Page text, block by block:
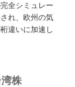
全シミュレー
れ、欧州の気
違いに加速し
株